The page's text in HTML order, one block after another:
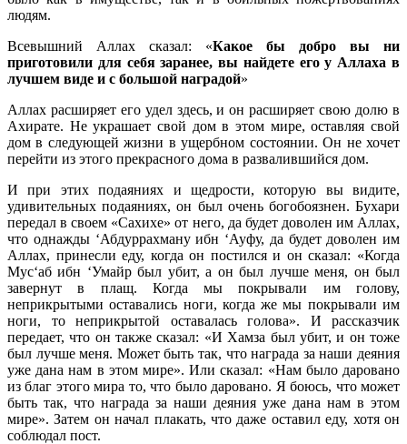
людям.
Всевышний Аллах сказал: «Какое бы добро вы ни
приготовили для себя заранее, вы найдете его у Аллаха в
лучшем виде и с большой наградой»
Аллах расширяет его удел здесь, и он расширяет свою долю в
Ахирате. Не украшает свой дом в этом мире, оставляя свой
дом в следующей жизни в ущербном состоянии. Он не хочет
перейти из этого прекрасного дома в развалившийся дом.
И при этих подаяниях и щедрости, которую вы видите,
удивительных подаяниях, он был очень богобоязнен. Бухари
передал в своем «Сахихе» от него, да будет доволен им Аллах,
что однажды ‘Абдуррахману ибн ‘Ауфу, да будет доволен им
Аллах, принесли еду, когда он постился и он сказал: «Когда
Мус‘аб ибн ‘Умайр был убит, а он был лучше меня, он был
завернут в плащ. Когда мы покрывали им голову,
неприкрытыми оставались ноги, когда же мы покрывали им
ноги, то неприкрытой оставалась голова». И рассказчик
передает, что он также сказал: «И Хамза был убит, и он тоже
был лучше меня. Может быть так, что награда за наши деяния
уже дана нам в этом мире». Или сказал: «Нам было даровано
из благ этого мира то, что было даровано. Я боюсь, что может
быть так, что награда за наши деяния уже дана нам в этом
мире». Затем он начал плакать, что даже оставил еду, хотя он
соблюдал пост.